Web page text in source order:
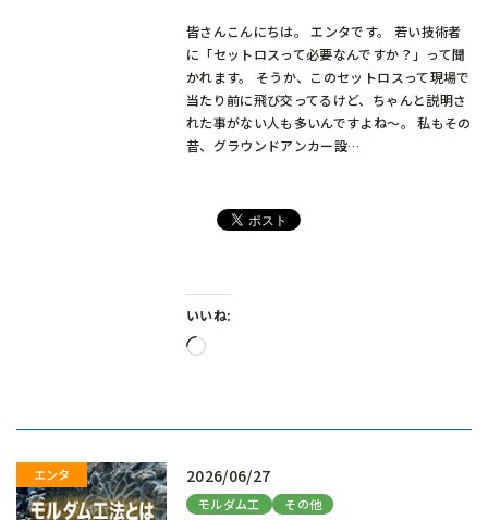
皆さんこんにちは。 エンタです。 若い技術者
に「セットロスって必要なんですか？」って聞
かれます。 そうか、このセットロスって現場で
当たり前に飛び交ってるけど、ちゃんと説明さ
れた事がない人も多いんですよね～。 私もその
昔、グラウンドアンカー設…
いいね:
読
2026/06/27
モルダム工 その他